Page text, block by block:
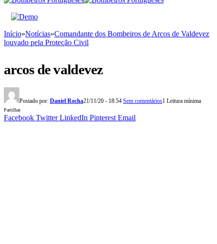
Início»Notícias»Comandante dos Bombeiros de Arcos de Valdevez
louvado pela Proteção Civil
arcos de valdevez
Postado por: Daniel Rocha21/11/20 - 18:54 Sem comentários1 Leitura mínima
Partilhar
Facebook Twitter LinkedIn Pinterest Email